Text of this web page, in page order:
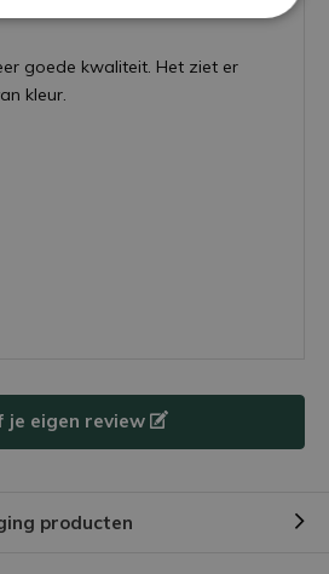
goede kwaliteit. Het ziet er
kleur.
je eigen review
producten